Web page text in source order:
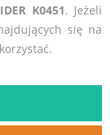
K0451. Jeżeli
się na